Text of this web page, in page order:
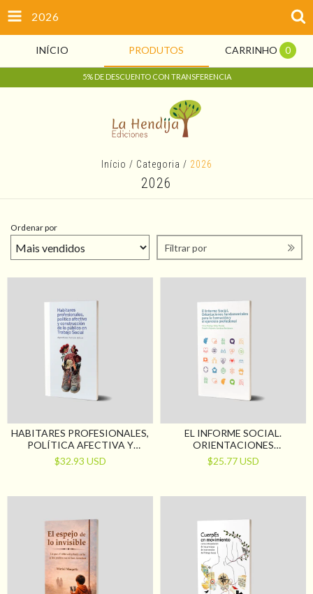
2026
INÍCIO PRODUTOS CARRINHO 0
5% DE DESCUENTO CON TRANSFERENCIA
Início / Categoria / 2026
2026
Ordenar por
Filtrar por
HABITARES PROFESIONALES,
POLÍTICA AFECTIVA Y
CONSTRUCCIÓN DE LO
PÚBLICO EN TRABAJO
$32.93 USD
EL INFORME SOCIAL.
ORIENTACIONES
FUNDAMENTALES PARA LA
FORMACIÓN Y EL EJERCICIO
$25.77 USD